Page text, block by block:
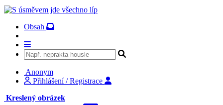
Obsah
Anonym
Přihlášení / Registrace
Kreslený obrázek